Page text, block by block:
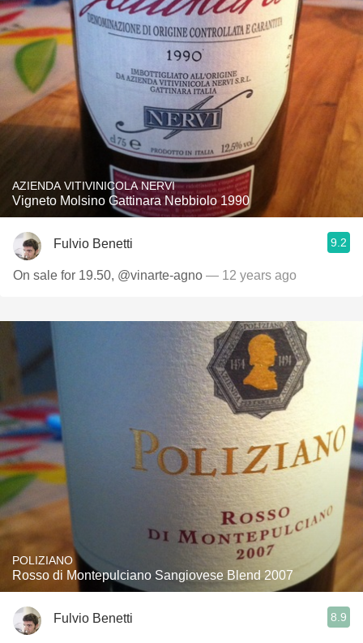
AZIENDA VITIVINICOLA NERVI
Vigneto Molsino Gattinara Nebbiolo 1990
Fulvio Benetti 9.2
On sale for 19.50, @vinarte-agno — 12 years ago
POLIZIANO
Rosso di Montepulciano Sangiovese Blend 2007
Fulvio Benetti 8.9